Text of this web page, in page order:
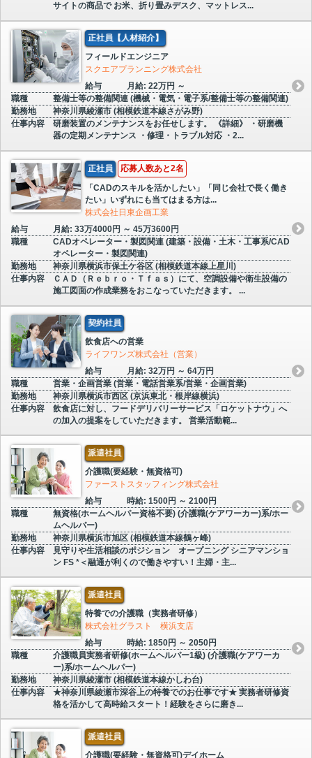
サイトの商品で お米、折り畳みデスク、マットレス...
正社員【人材紹介】
フィールドエンジニア
スクエアプランニング株式会社
給与
月給: 22万円 ～
職種
整備士等の整備関連 (機械・電気・電子系/整備士等の整備関連)
勤務地
神奈川県綾瀬市 (相模鉄道本線さがみ野)
仕事内容
研磨装置のメンテナンスをお任せします。 《詳細》 ・研磨機
器の定期メンテナンス ・修理・トラブル対応 ・2...
正社員 応募人数あと2名
「CADのスキルを活かしたい」「同じ会社で長く働き
たい」いずれにも当てはまる方は...
株式会社日東企画工業
給与
月給: 33万4000円 ～ 45万3600円
職種
CADオペレーター・製図関連 (建築・設備・土木・工事系/CAD
オペレーター・製図関連)
勤務地
神奈川県横浜市保土ケ谷区 (相模鉄道本線上星川)
仕事内容
ＣＡＤ（Ｒｅｂｒｏ・Ｔｆａｓ）にて、空調設備や衛生設備の
施工図面の作成業務をおこなっていただきます。 ...
契約社員
飲食店への営業
ライフワンズ株式会社（営業）
給与
月給: 32万円 ～ 64万円
職種
営業・企画営業 (営業・電話営業系/営業・企画営業)
勤務地
神奈川県横浜市西区 (京浜東北・根岸線横浜)
仕事内容
飲食店に対し、フードデリバリーサービス「ロケットナウ」へ
の加入の提案をしていただきます。 営業活動範...
派遣社員
介護職(要経験・無資格可)
ファーストスタッフィング株式会社
給与
時給: 1500円 ～ 2100円
職種
無資格(ホームヘルパー資格不要) (介護職(ケアワーカー)系/ホー
ムヘルパー)
勤務地
神奈川県横浜市旭区 (相模鉄道本線鶴ヶ峰)
仕事内容
見守りや生活相談のポジション オープニング シニアマンショ
ン FS *＜融通が利くので働きやすい！主婦・主...
派遣社員
特養での介護職（実務者研修）
株式会社グラスト 横浜支店
給与
時給: 1850円 ～ 2050円
職種
介護職員実務者研修(ホームヘルパー1級) (介護職(ケアワーカ
ー)系/ホームヘルパー)
勤務地
神奈川県綾瀬市 (相模鉄道本線かしわ台)
仕事内容
★神奈川県綾瀬市深谷上の特養でのお仕事です★ 実務者研修資
格を活かして高時給スタート！経験をさらに磨き...
派遣社員
介護職(要経験・無資格可)デイホーム